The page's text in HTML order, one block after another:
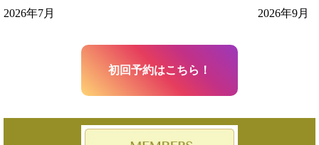
2026年7月 2026年9月
初回予約はこちら！